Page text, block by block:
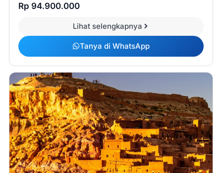
Rp 94.900.000
Lihat selengkapnya
Tanya di WhatsApp